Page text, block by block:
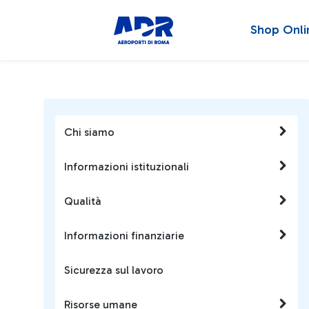
Shop
Chi siamo
Informazioni istituzionali
Qualità
Informazioni finanziarie
Sicurezza sul lavoro
Risorse umane